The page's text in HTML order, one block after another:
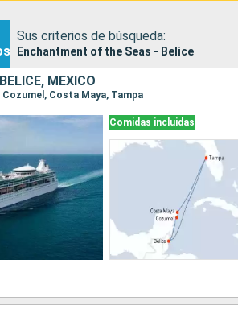
Sus criterios de búsqueda:
Enchantment of the Seas - Belice
MÉXICO
Cozumel, Costa Maya, Tampa
Comidas incluidas